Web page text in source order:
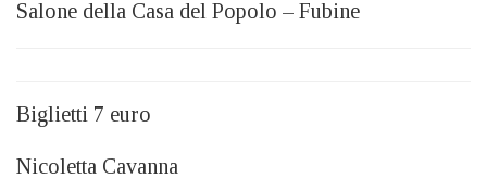
Salone della Casa del Popolo – Fubine
Biglietti 7 euro
Nicoletta Cavanna